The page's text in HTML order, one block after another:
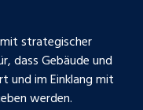
strategischer
dass Gebäude und
und im Einklang mit
werden.